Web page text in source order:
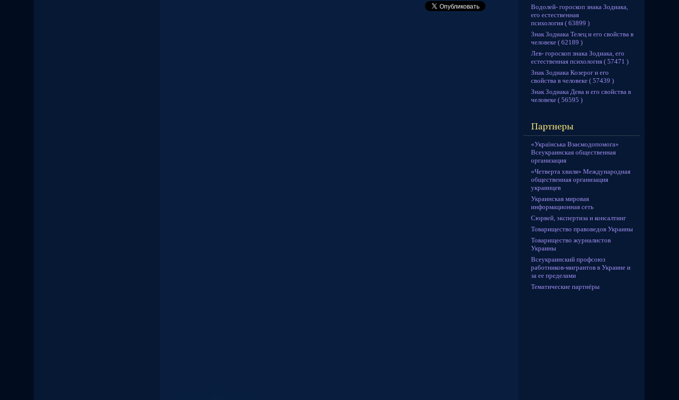
Водолей- гороскоп знака Зодиака,
его естественная
психология ( 63899 )
Знак Зодиака Телец и его свойства в
человеке ( 62189 )
Лев- гороскоп знака Зодиака, его
естественная психология ( 57471 )
Знак Зодиака Козерог и его
свойства в человеке ( 57439 )
Знак Зодиака Дева и его свойства в
человеке ( 56595 )
«Українська Взаємодопомога»
Всеукраинская общественная
организация
«Четверта хвиля» Международная
общественная организация
украинцев
Украинская мировая
информационная сеть
Сюрвей, экспертиза и консалтинг
Товарищество правоведов Украины
Товарищество журналистов
Украины
Всеукраинский профсоюз
работников-мигрантов в Украине и
за ее пределами
Тематические партнёры